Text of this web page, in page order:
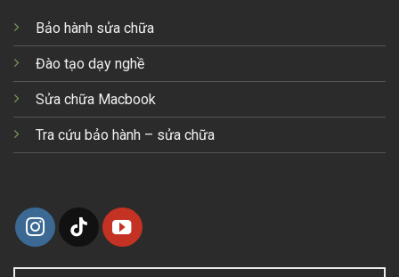
Bảo hành sửa chữa
Đào tạo dạy nghề
Sửa chữa Macbook
Tra cứu bảo hành – sửa chữa